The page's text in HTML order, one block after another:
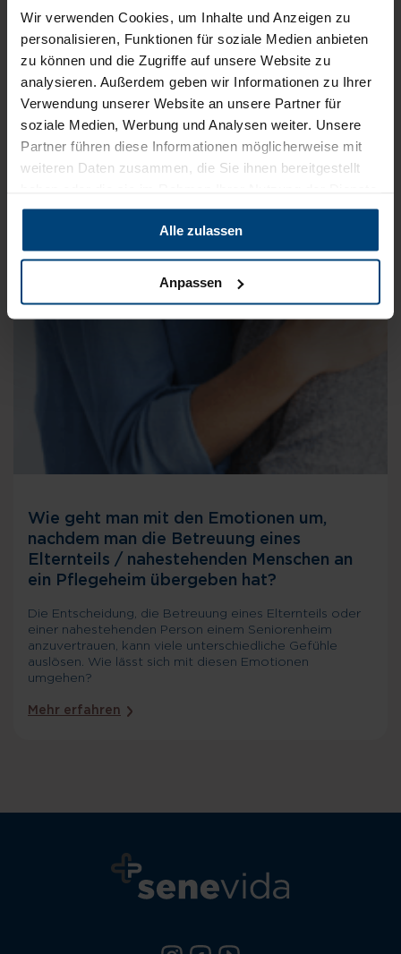
Wir verwenden Cookies, um Inhalte und Anzeigen zu
personalisieren, Funktionen für soziale Medien anbieten
zu können und die Zugriffe auf unsere Website zu
analysieren. Außerdem geben wir Informationen zu Ihrer
Verwendung unserer Website an unsere Partner für
soziale Medien, Werbung und Analysen weiter. Unsere
Partner führen diese Informationen möglicherweise mit
weiteren Daten zusammen, die Sie ihnen bereitgestellt
gesammelt haben.
Alle zulassen
Anpassen
Wie geht man mit den Emotionen um,
nachdem man die Betreuung eines
Elternteils / nahestehenden Menschen an
ein Pflegeheim übergeben hat?
Die Entscheidung, die Betreuung eines Elternteils oder
einer nahestehenden Person einem Seniorenheim
anzuvertrauen, kann viele unterschiedliche Gefühle
auslösen. Wie lässt sich mit diesen Emotionen
umgehen?
Mehr erfahren